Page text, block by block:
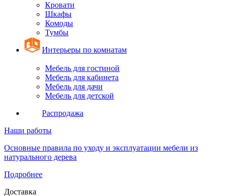
Кровати
Шкафы
Комоды
Тумбы
Интерьеры по комнатам
Мебель для гостиной
Мебель для кабинета
Мебель для дачи
Мебель для детской
Распродажа
Наши работы
Основные правила по уходу и эксплуатации мебели из
натурального дерева
Подробнее
Доставка